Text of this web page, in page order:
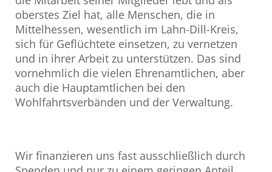
oberstes Ziel hat, alle Menschen, die in
Mittelhessen, wesentlich im Lahn-Dill-Kreis,
sich für Geflüchtete einsetzen, zu vernetzen
und in ihrer Arbeit zu unterstützen. Das sind
vornehmlich die vielen Ehrenamtlichen, aber
auch die Hauptamtlichen bei den
Wohlfahrtsverbänden und der Verwaltung.
Wir finanzieren uns fast ausschließlich durch